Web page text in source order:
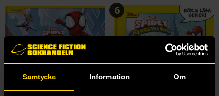
Samtycke Information Om
6